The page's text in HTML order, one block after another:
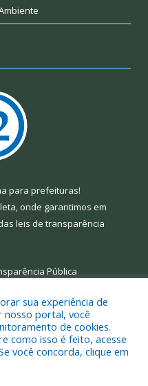
para prefeituras!
onde garantimos em
leis de transparência
Pública
Municipal de Limoeiro
sua experiência de
nosso portal, você
de cookies.
como isso é feito, acesse
você concorda, clique em